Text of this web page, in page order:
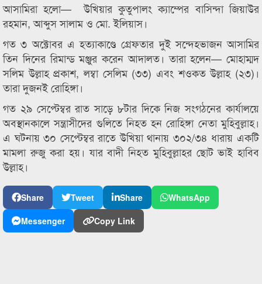
আসামিরা হলো— উখিয়ার কুতুপালং ক্যাম্পের বাসিন্দা জিয়াউর
রহমান, আব্দুস সালাম ও মো. ইলিয়াস।
গত ৩ অক্টোবর এ হত্যাকাণ্ডে গ্রেফতার দুই সন্দেহভাজন আসামির
তিন দিনের রিমান্ড মঞ্জুর করেন আদালত। তারা হলেন— মোহাম্মদ
সলিম উল্লাহ প্রকাশ, লম্বা সেলিম (৩৩) এবং শওকত উল্লাহ (২৩)।
তারা দুজনই রোহিঙ্গা।
গত ২৯ সেপ্টেম্বর রাত সাড়ে ৮টার দিকে নিজ সংগঠনের কার্যালয়ে
অবস্থানকালে সন্ত্রাসীদের গুলিতে নিহত হন রোহিঙ্গা নেতা মুহিবুল্লাহ।
এ ঘটনায় ৩০ সেপ্টেম্বর রাতে উখিয়া থানায় ৩০২/৩৪ ধারায় একটি
মামলা রুজু করা হয়। যার বাদী নিহত মুহিবুল্লাহর ছোট ভাই হাবিব
উল্লাহ।
Share Tweet Share
WhatsApp
Messenger
Copy Link